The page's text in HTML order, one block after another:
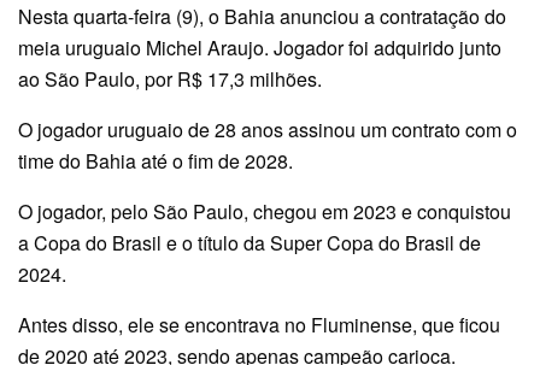
Nesta quarta-feira (9), o Bahia anunciou a contratação do
meia uruguaio Michel Araujo. Jogador foi adquirido junto
ao São Paulo, por R$ 17,3 milhões.
O jogador uruguaio de 28 anos assinou um contrato com o
time do Bahia até o fim de 2028.
O jogador, pelo São Paulo, chegou em 2023 e conquistou
a Copa do Brasil e o título da Super Copa do Brasil de
2024.
Antes disso, ele se encontrava no Fluminense, que ficou
de 2020 até 2023, sendo apenas campeão carioca.